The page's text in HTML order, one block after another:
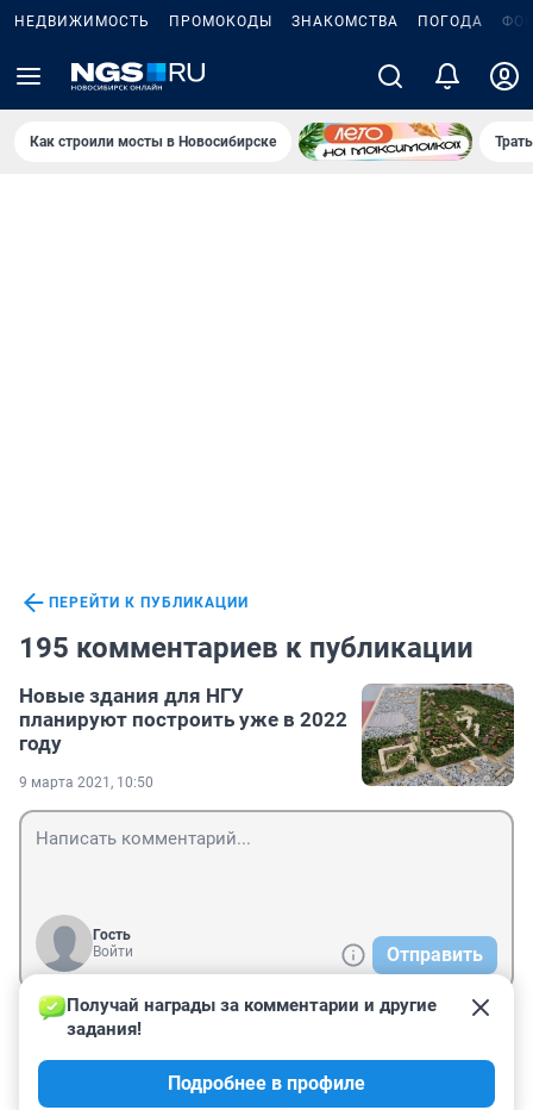
НЕДВИЖИМОСТЬ ПРОМОКОДЫ ЗНАКОМСТВА ПОГОДА
Как строили мосты в Новосибирске
ПЕРЕЙТИ К ПУБЛИКАЦИИ
195 комментариев к публикации
Новые здания для НГУ
планируют построить уже в 2022
году
9 марта 2021, 10:50
Гость
Войти
Отправить
Гость
Получай награды за комментарии и другие
задания!
Подробнее в профиле